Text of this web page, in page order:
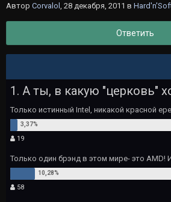
Автор Corvalol , 28 декабря, 2011 в
Ответить
1. А ты, в какую "церковь"
Только истинный Intel, никакой красной
19
Только один брэнд в этом мире- это AMD!
58